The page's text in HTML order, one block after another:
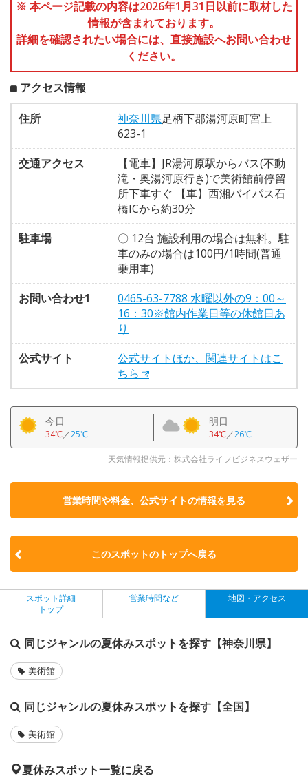
※ 本ページ記載の内容は2026年1月31日以前に取材した
情報が含まれております。
詳細を確認されたい場合には、直接施設へお問い合わせ
ください。
アクセス情報
住所 神奈川県足柄下郡湯河原町宮上
623-1
交通アクセス
【電車】JR湯河原駅からバス(不動
滝・奥湯河原行き)で美術館前停留
所下車すぐ 【車】西湘バイパス石
橋ICから約30分
駐車場
〇 12台 施設利用の場合は無料。駐
車のみの場合は100円/1時間(普通
乗用車)
お問い合わせ1
0465-63-7788 水曜以外の9：00～
16：30※館内作業日等の休館日あ
り
公式サイト
公式サイトほか、関連サイトはこ
ちら
今日
34℃／25℃
明日
34℃／26℃
天気情報提供元：株式会社ライフビジネスウェザー
営業時間や料金、公式サイトの情報を見る
このスポットのトップへ戻る
スポット詳細
トップ
営業時間など 地図・アクセス
同じジャンルの夏休みスポットを探す【神奈川県】
美術館
同じジャンルの夏休みスポットを探す【全国】
美術館
夏休みスポット一覧に戻る